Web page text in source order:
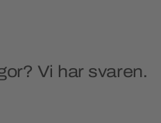
Vi har svaren.